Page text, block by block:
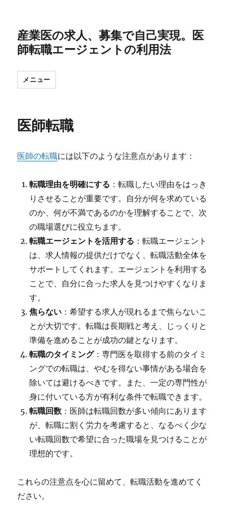
産業医の求人、募集で自己実現。医
師転職エージェントの利用法
メニュー
医師転職
医師の転職には以下のような注意点があります：
転職理由を明確にする ：転職したい理由をはっき
りさせることが重要です。自分が何を求めている
のか、何が不満であるのかを理解することで、次
の職場選びに役立ちます。
転職エージェントを活用する ：転職エージェント
は、求人情報の提供だけでなく、転職活動全体を
サポートしてくれます。エージェントを利用する
ことで、自分に合った求人を見つけやすくなりま
す。
焦らない ：希望する求人が現れるまで焦らないこ
とが大切です。転職は長期戦と考え、じっくりと
準備を進めることが成功の鍵となります。
転職のタイミング：専門医を取得する前のタイミ
ングでの転職は、やむを得ない事情がある場合を
除いては避けるべきです。また、一定の専門性が
身に付いている方が有利な条件で転職できます。
転職回数 ：医師は転職回数が多い傾向にあります
が、転職に割く労力を考慮すると、なるべく少な
い転職回数で希望に合った職場を見つけることが
理想的です。
これらの注意点を心に留めて、転職活動を進めてく
ださい。